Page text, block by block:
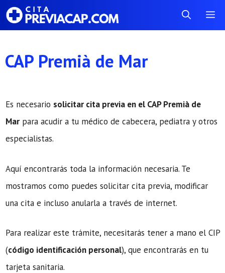
Saltar
CAP Premià de Mar
Es necesario solicitar cita previa en el CAP Premià de
Mar para acudir a tu médico de cabecera, pediatra y otros
especialistas.
Aquí encontrarás toda la información necesaria. Te
mostramos como puedes solicitar cita previa, modificar
una cita e incluso anularla a través de internet.
Para realizar este trámite, necesitarás tener a mano el CIP
(código identificación personal), que encontrarás en tu
tarjeta sanitaria.